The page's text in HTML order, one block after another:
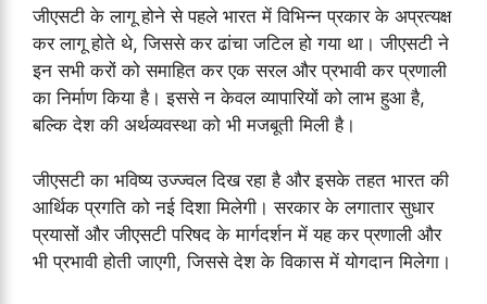
जीएसटी के लागू होने से पहले भारत में विभिन्न प्रकार के अप्रत्यक्ष
कर लागू होते थे, जिससे कर ढांचा जटिल हो गया था। जीएसटी ने
इन सभी करों को समाहित कर एक सरल और प्रभावी कर प्रणाली
का निर्माण किया है। इससे न केवल व्यापारियों को लाभ हुआ है,
बल्कि देश की अर्थव्यवस्था को भी मजबूती मिली है।
जीएसटी का भविष्य उज्ज्वल दिख रहा है और इसके तहत भारत की
आर्थिक प्रगति को नई दिशा मिलेगी। सरकार के लगातार सुधार
प्रयासों और जीएसटी परिषद के मार्गदर्शन में यह कर प्रणाली और
भी प्रभावी होती जाएगी, जिससे देश के विकास में योगदान मिलेगा।